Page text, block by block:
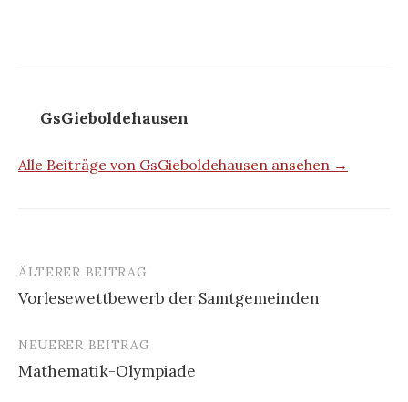
GsGieboldehausen
Alle Beiträge von GsGieboldehausen ansehen →
Beitrags-
Navigation
ÄLTERER BEITRAG
Vorlesewettbewerb der Samtgemeinden
NEUERER BEITRAG
Mathematik-Olympiade